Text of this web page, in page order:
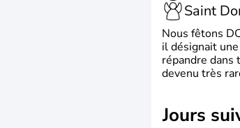
Saint
Nous fêtons
il désignait
répandre dans
devenu très
jours